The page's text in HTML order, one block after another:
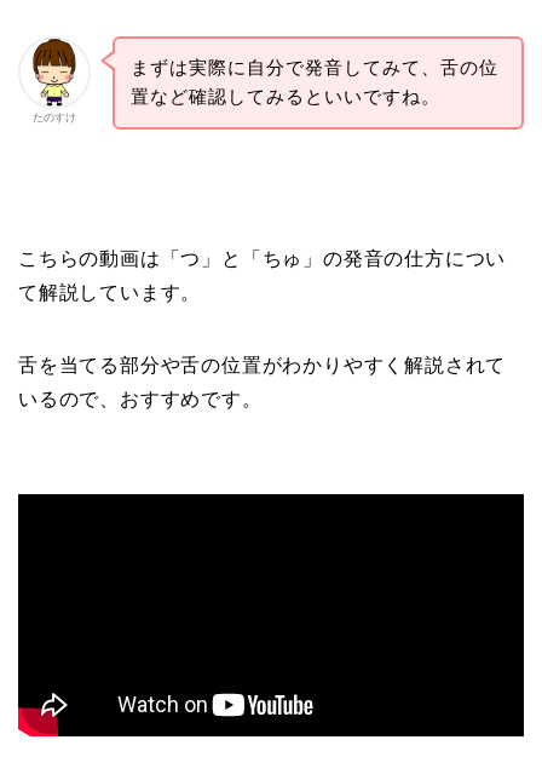
たのすけ
まずは実際に自分で発音してみて、舌の位
置など確認してみるといいですね。
こちらの動画は「つ」と「ちゅ」の発音の仕方につい
て解説しています。
舌を当てる部分や舌の位置がわかりやすく解説されて
いるので、おすすめです。